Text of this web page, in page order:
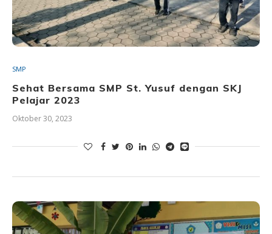
SMP
Sehat Bersama SMP St. Yusuf dengan SKJ
Pelajar 2023
Oktober 30, 2023